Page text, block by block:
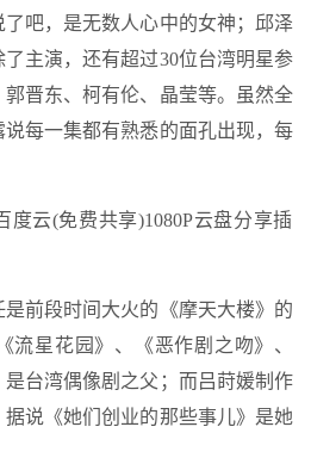
吧，是无数人心中的女神；邱泽
主演，还有超过30位台湾明星参
晋东、柯有伦、晶莹等。虽然全
每一集都有熟悉的面孔出现，每
前段时间大火的《摩天大楼》的
流星花园》、《恶作剧之吻》、
是台湾偶像剧之父；而吕莳媛制作
说《她们创业的那些事儿》是她